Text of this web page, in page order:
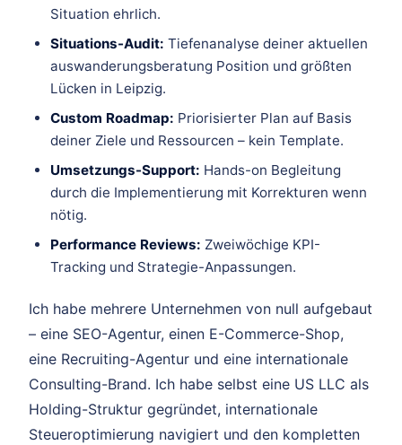
Situation ehrlich.
Situations-Audit: Tiefenanalyse deiner aktuellen
auswanderungsberatung Position und größten
Lücken in Leipzig.
Custom Roadmap: Priorisierter Plan auf Basis
deiner Ziele und Ressourcen – kein Template.
Umsetzungs-Support: Hands-on Begleitung
durch die Implementierung mit Korrekturen wenn
nötig.
Performance Reviews: Zweiwöchige KPI-
Tracking und Strategie-Anpassungen.
Ich habe mehrere Unternehmen von null aufgebaut
– eine SEO-Agentur, einen E-Commerce-Shop,
eine Recruiting-Agentur und eine internationale
Consulting-Brand. Ich habe selbst eine US LLC als
Holding-Struktur gegründet, internationale
Steueroptimierung navigiert und den kompletten